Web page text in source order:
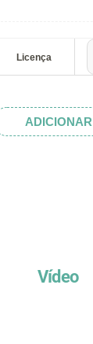
Licença
Vídeo